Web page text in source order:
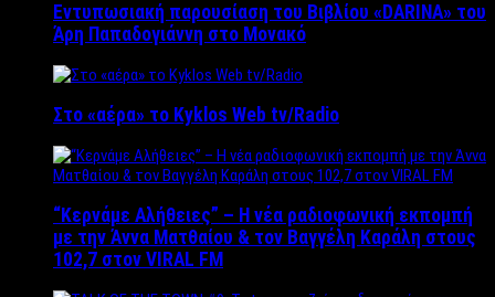
Εντυπωσιακή παρουσίαση του Βιβλίου «DARINA» του
Άρη Παπαδογιάννη στο Μονακό
Στο «αέρα» το Kyklos Web tv/Radio
“Kερνάμε Αλήθειες” – Η νέα ραδιοφωνική εκπομπή
με την Άννα Ματθαίου & τον Βαγγέλη Καράλη στους
102,7 στον VIRAL FM